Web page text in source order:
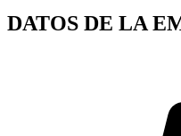
DATOS DE LA